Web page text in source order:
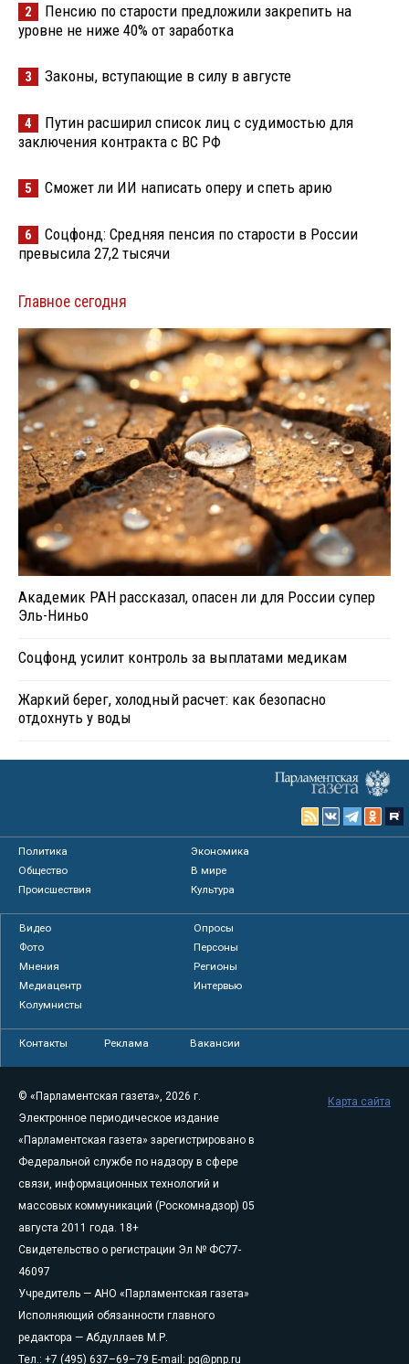
2
Пенсию по старости предложили закрепить на
уровне не ниже 40% от заработка
3 Законы, вступающие в силу в августе
4
Путин расширил список лиц с судимостью для
заключения контракта с ВС РФ
5 Сможет ли ИИ написать оперу и спеть арию
6
Соцфонд: Средняя пенсия по старости в России
превысила 27,2 тысячи
Главное сегодня
Академик РАН рассказал, опасен ли для России супер
Эль-Ниньо
Соцфонд усилит контроль за выплатами медикам
Жаркий берег, холодный расчет: как безопасно
отдохнуть у воды
Политика
Экономика
Общество
В мире
Происшествия
Культура
Видео
Опросы
Фото
Персоны
Мнения
Регионы
Медиацентр
Интервью
Колумнисты
Контакты Реклама Вакансии
© «Парламентская газета», 2026 г.
Электронное периодическое издание
«Парламентская газета» зарегистрировано в
Федеральной службе по надзору в сфере
связи, информационных технологий и
массовых коммуникаций (Роскомнадзор) 05
августа 2011 года. 18+
Свидетельство о регистрации Эл № ФС77-
46097
Учредитель — АНО «Парламентская газета»
Исполняющий обязанности главного
редактора — Абдуллаев М.Р.
Тел.: +7 (495) 637–69–79 E-mail: pg@pnp.ru
Карта сайта